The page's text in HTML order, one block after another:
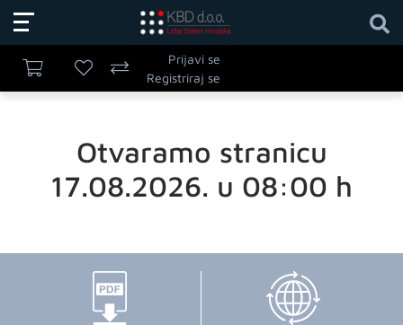
Prijavi se
Registriraj se
Otvaramo stranicu
17.08.2026. u 08:00 h